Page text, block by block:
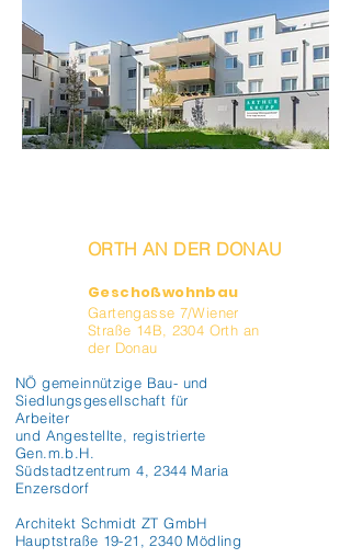
ORTH AN DER DONAU
Geschoßwohnbau
Gartengasse 7/Wiener
Straße 14B, 2304 Orth an
der Donau
NÖ gemeinnützige Bau- und
Siedlungsgesellschaft für
Arbeiter
und Angestellte, registrierte
Gen.m.b.H.
Südstadtzentrum 4, 2344 Maria
Enzersdorf
Architekt Schmidt ZT GmbH
Hauptstraße 19-21, 2340 Mödling